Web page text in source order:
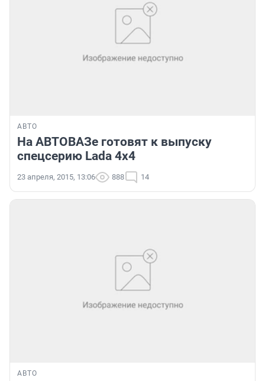
АВТО
На АВТОВАЗе готовят к выпуску
спецсерию Lada 4x4
23 апреля, 2015, 13:06 888 14
АВТО